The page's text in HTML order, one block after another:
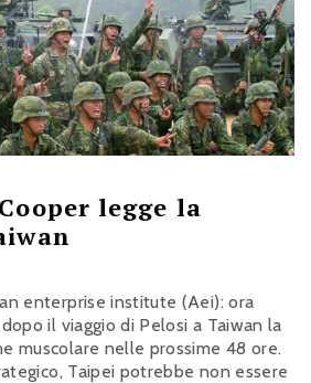
legge la
enterprise institute (Aei): ora
il viaggio di Pelosi a Taiwan la
muscolare nelle prossime 48 ore.
Taipei potrebbe non essere